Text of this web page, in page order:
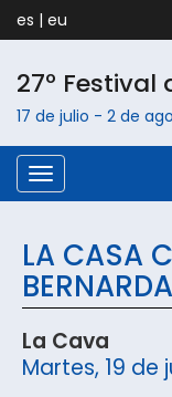
es | eu
27º Festival
17 de julio - 2 de
Menú
LA CASA
La Cava
Martes, 19 de